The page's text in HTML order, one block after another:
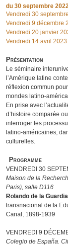
du 30 septembre 2022
Vendredi 30
Vendredi 9 décembre
Vendredi 20 janvier
Vendredi 14 avril 2023
Présentation
Le séminaire
l’Amérique latine
réflexion commun
mondes latino-
En prise avec
d’histoire comparée
interroger les
latino-américaines,
culturelles.
Programme
VENDREDI 30
Maison de la
Paris), salle D116
Rolando de la
transnacional de la
Canal, 1898-1939
VENDREDI 9
Colegio de España.